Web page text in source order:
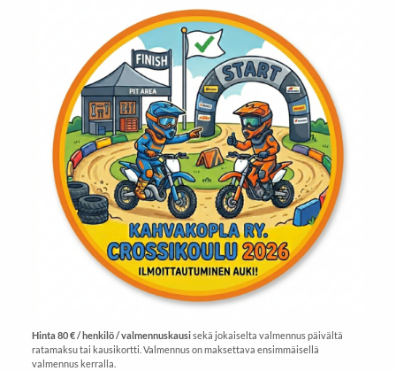
Hinta 80 € / henkilö / valmennuskausisekä jokaiselta valmennus päivältä
ratamaksu tai kausikortti. Valmennus on maksettava ensimmäisellä
valmennus kerralla.